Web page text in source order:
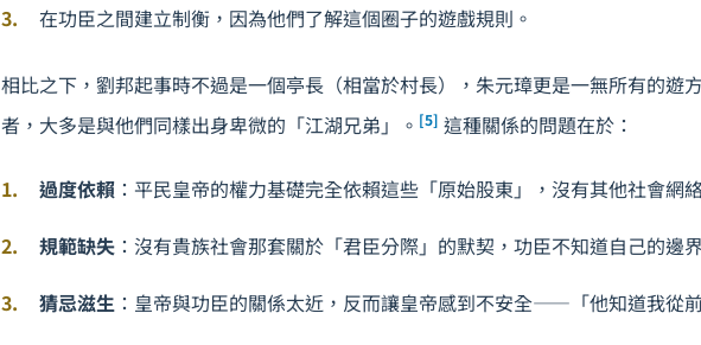
在功臣之間建立制衡，因為他們了解這個圈子的遊戲規則。
相比之下，劉邦起事時不過是一個亭長（相當於村長），朱元璋更是一無所有的遊
者，大多是與他們同樣出身卑微的「江湖兄弟」。 [5] 這種關係的問題在於：
過度依賴 ：平民皇帝的權力基礎完全依賴這些「原始股東」，沒有其他社會網
規範缺失 ：沒有貴族社會那套關於「君臣分際」的默契，功臣不知道自己的邊
猜忌滋生 ：皇帝與功臣的關係太近，反而讓皇帝感到不安全——「他知道我從